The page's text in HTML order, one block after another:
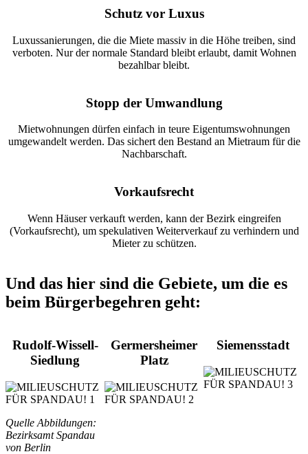
Schutz vor Luxus
Luxussanierungen, die die Miete massiv in die Höhe treiben, sind
verboten. Nur der normale Standard bleibt erlaubt, damit Wohnen
bezahlbar bleibt.
Stopp der Umwandlung
Mietwohnungen dürfen einfach in teure Eigentumswohnungen
umgewandelt werden. Das sichert den Bestand an Mietraum für die
Nachbarschaft.
Vorkaufsrecht
Wenn Häuser verkauft werden, kann der Bezirk eingreifen
(Vorkaufsrecht), um spekulativen Weiterverkauf zu verhindern und
Mieter zu schützen.
Und das hier sind die Gebiete, um die es
beim Bürgerbegehren geht:
Rudolf-Wissell-
Siedlung
Quelle Abbildungen:
Bezirksamt Spandau
von Berlin
Germersheimer
Platz
Siemensstadt